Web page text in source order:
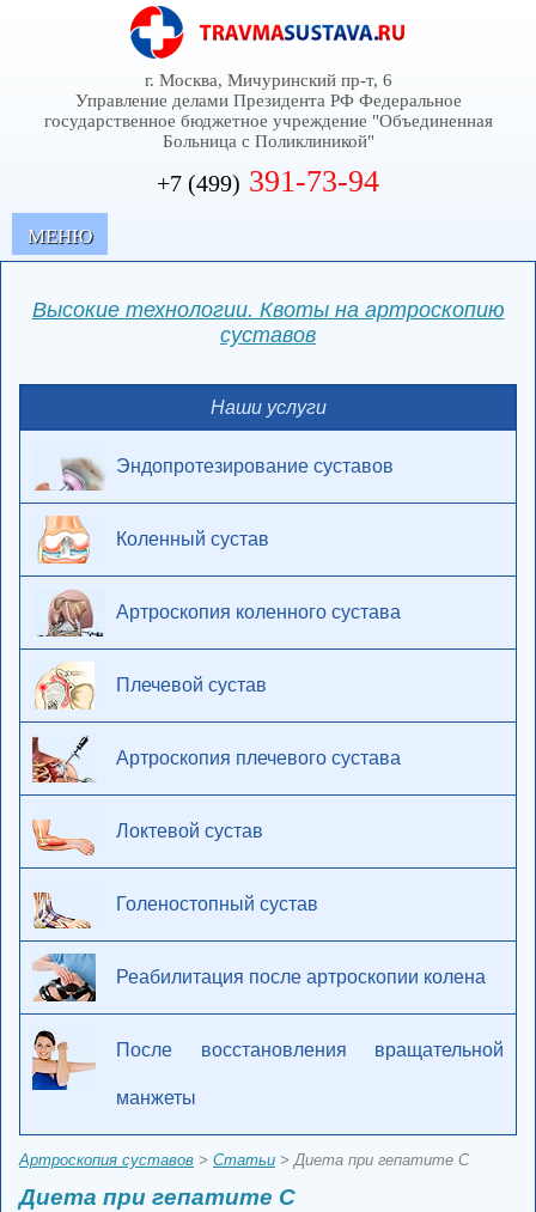
г. Москва, Мичуринский пр-т, 6
Управление делами Президента РФ Федеральное
государственное бюджетное учреждение "Объединенная
Больница с Поликлиникой"
+7 (499) 391-73-94
MЕНЮ
Высокие технологии. Квоты на артроскопию
суставов
Наши услуги
Эндопротезирование суставов
Коленный сустав
Артроскопия коленного сустава
Плечевой сустав
Артроскопия плечевого сустава
Локтевой сустав
Голеностопный сустав
Реабилитация после артроскопии колена
После восстановления вращательной
манжеты
Артроскопия суставов > Статьи > Диета при гепатите С
Диета при гепатите С